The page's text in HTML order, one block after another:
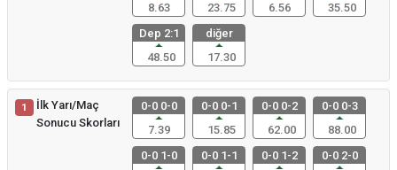
8.63
23.75
6.56
35.50
Dep 2:1
48.50
diğer
17.30
1
İlk Yarı/Maç
Sonucu Skorları
0-0 0-0
7.39
0-0 0-1
15.85
0-0 0-2
62.00
0-0 0-3
88.00
0-0 1-0
0-0 1-1
0-0 1-2
0-0 2-0